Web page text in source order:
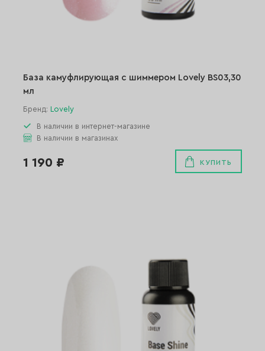
База камуфлирующая с шиммером Lovely BS03,30
мл
Бренд: Lovely
В наличии в интернет-магазине
В наличии в магазинах
1 190 ₽ КУПИТЬ